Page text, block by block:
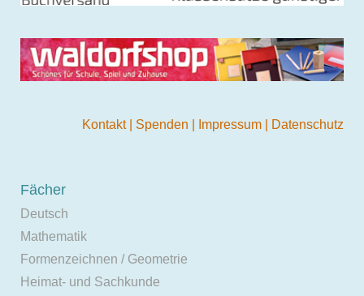
Kontakt Spenden Impressum Datenschutz
Fächer
Deutsch
Mathematik
Formenzeichnen / Geometrie
Heimat- und Sachkunde